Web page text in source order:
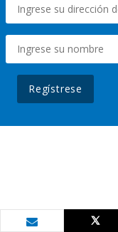
Regístrese